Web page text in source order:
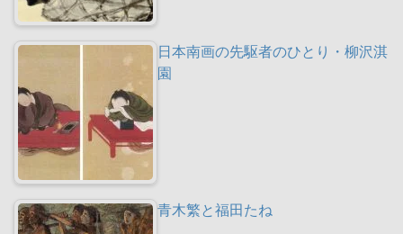
日本南画の先駆者のひとり・柳沢淇
園
青木繁と福田たね